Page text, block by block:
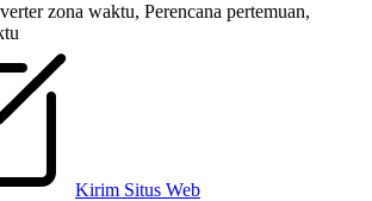
zona waktu, Perencana pertemuan,
Kirim Situs Web